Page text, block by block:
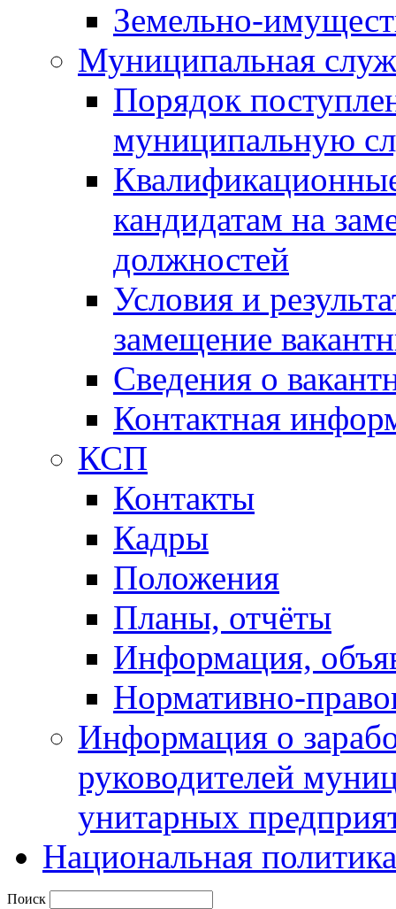
Земельно-
Муниципальная
Порядок
муниципальную
кандидатам на
должностей
Условия и
замещение
Сведения о
Контактная
КСП
Контакты
Кадры
Положения
Планы, отчёты
Информация,
Нормативно-
Информация о
руководителей
унитарных
Национальная политика
Поиск